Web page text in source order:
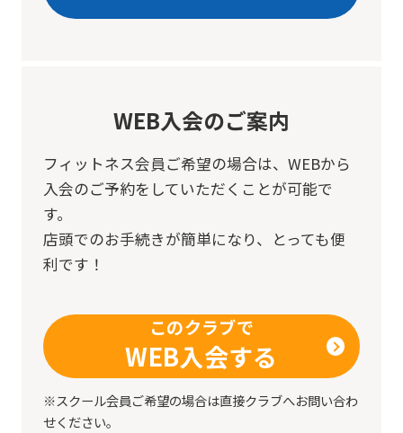
WEB入会のご案内
フィットネス会員ご希望の場合は、 WEBから
入会のご予約をしていただくことが可能で
す。
店頭でのお手続きが簡単になり、とっても便
利です！
このクラブで
WEB入会する
※スクール会員ご希望の場合は直接クラブへお問い合わ
せください。